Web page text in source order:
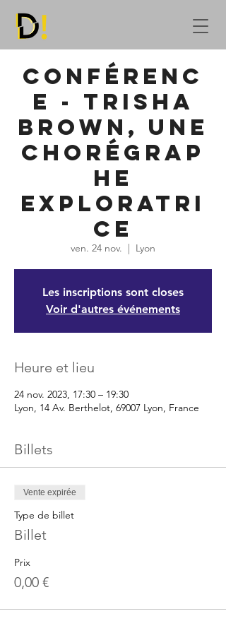
Conférenc
e - Trisha
Brown, une
chorégrap
he
exploratri
ce
ven. 24 nov.
  |
Lyon
Les inscriptions sont closes
Voir d'autres événements
Heure et lieu
24 nov. 2023, 17:30 – 19:30
Lyon, 14 Av. Berthelot, 69007 Lyon, France
Billets
Vente expirée
Type de billet
Billet
Prix
0,00 €